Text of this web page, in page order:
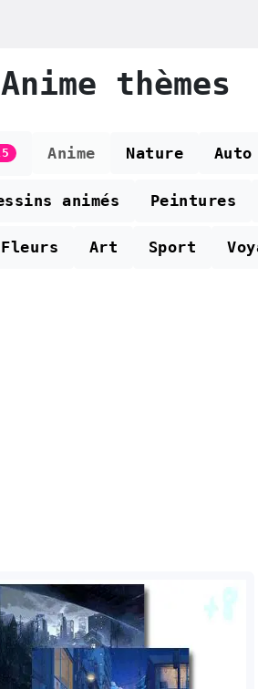
Anime thèmes
Anime Nature
animés Peintures
Fleurs Art Sport